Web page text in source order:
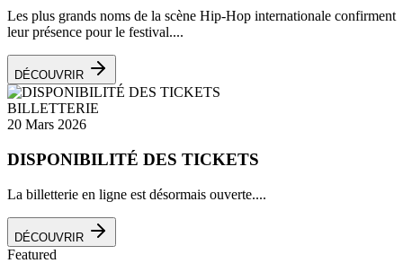
Les plus grands noms de la scène Hip-Hop internationale confirment
leur présence pour le festival....
DÉCOUVRIR
BILLETTERIE
20 Mars 2026
DISPONIBILITÉ DES TICKETS
La billetterie en ligne est désormais ouverte....
DÉCOUVRIR
Featured